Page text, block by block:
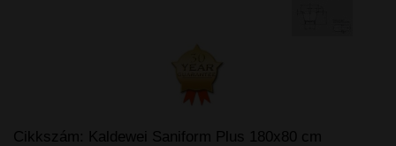
Cikkszám: Kaldewei Saniform Plus 180x80 cm